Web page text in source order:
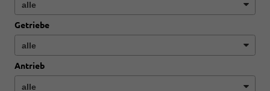
Getriebe
Antrieb